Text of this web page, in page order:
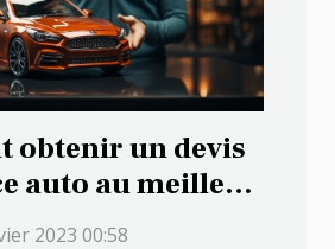
obtenir un devis
auto au meilleur
2023 00:58